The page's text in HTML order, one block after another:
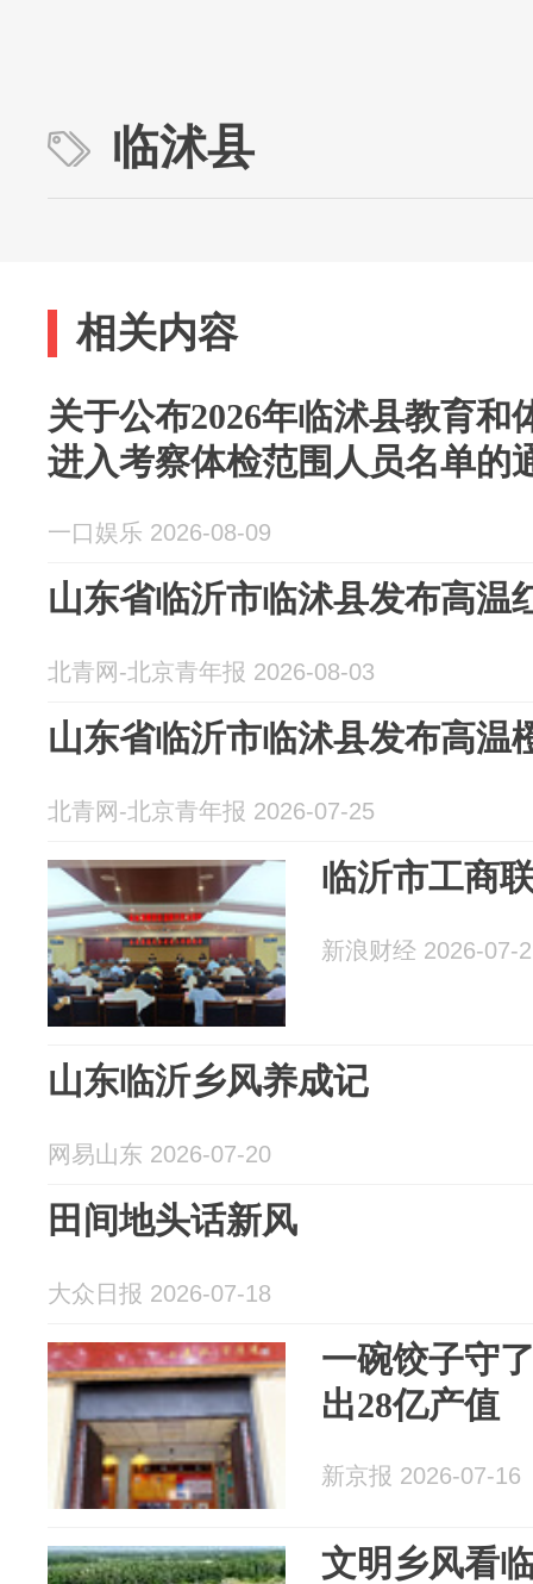
临沭县
相关内容
关于公布2026年临沭县教育和
进入考察体检范围人员名单的
一口娱乐 2026-08-09
山东省临沂市临沭县发布高温
北青网-北京青年报 2026-08-03
山东省临沂市临沭县发布高温
北青网-北京青年报 2026-07-25
临沂市工商
新浪财经 2026-07-
山东临沂乡风养成记
网易山东 2026-07-20
田间地头话新风
大众日报 2026-07-18
一碗饺子守
出28亿产值
新京报 2026-07-16
文明乡风看